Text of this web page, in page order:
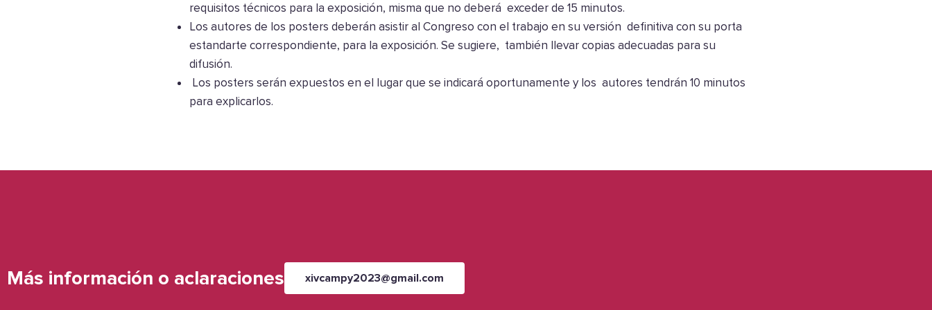
requisitos técnicos para la exposición, misma que no deberá exceder de 15 minutos.
Los autores de los posters deberán asistir al Congreso con el trabajo en su versión definitiva con su porta
estandarte correspondiente, para la exposición. Se sugiere, también llevar copias adecuadas para su
difusión.
Los posters serán expuestos en el lugar que se indicará oportunamente y los autores tendrán 10 minutos
para explicarlos.
Más información o aclaraciones xivcampy2023@gmail.com